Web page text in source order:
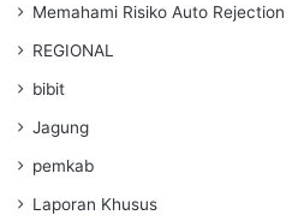
Memahami Risiko Auto Rejection
REGIONAL
bibit
Jagung
pemkab
Laporan Khusus